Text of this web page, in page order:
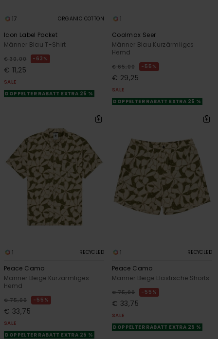
17 ORGANIC COTTON
Icon Label Pocket
Männer Blau T-Shirt
€ 30,00 63%
€ 11,25
SALE
DOPPELTER RABATT EXTRA 25 %
1
Coolmax Seer
Männer Blau Kurzärmliges
Hemd
€ 65,00 55%
€ 29,25
SALE
DOPPELTER RABATT EXTRA 25 %
1 RECYCLED
Peace Camo
Männer Beige Kurzärmliges
Hemd
€ 75,00 55%
€ 33,75
SALE
DOPPELTER RABATT EXTRA 25 %
1 RECYCLED
Peace Camo
Männer Beige Elastische Shorts
€ 75,00 55%
€ 33,75
SALE
DOPPELTER RABATT EXTRA 25 %